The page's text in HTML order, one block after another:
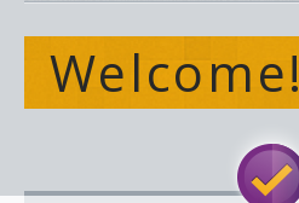
Welcome!